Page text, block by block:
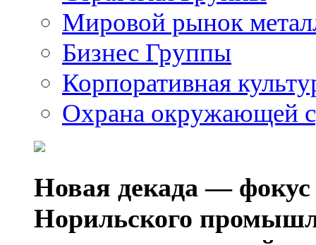
Мировой рынок
Бизнес Группы
Корпоративная
Охрана окружающей
Новая декада — фокус
Норильского